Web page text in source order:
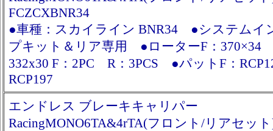
FCZCXBNR34
●車種：スカイライン BNR34 ●システムイ
プキット＆リア専用 ●ローターF：370×34
332x30 F：2PC R：3PCS ●パットF：
RCP197
エンドレス ブレーキキャリパー
RacingMONO6TA&4rTA(フロント/リアセッ